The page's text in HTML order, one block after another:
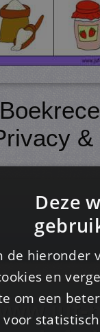
Deze
de
en
om een